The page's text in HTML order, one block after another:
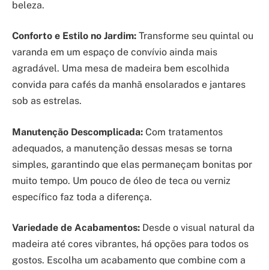
beleza.
Conforto e Estilo no Jardim: Transforme seu quintal ou
varanda em um espaço de convívio ainda mais
agradável. Uma mesa de madeira bem escolhida
convida para cafés da manhã ensolarados e jantares
sob as estrelas.
Manutenção Descomplicada: Com tratamentos
adequados, a manutenção dessas mesas se torna
simples, garantindo que elas permaneçam bonitas por
muito tempo. Um pouco de óleo de teca ou verniz
específico faz toda a diferença.
Variedade de Acabamentos: Desde o visual natural da
madeira até cores vibrantes, há opções para todos os
gostos. Escolha um acabamento que combine com a